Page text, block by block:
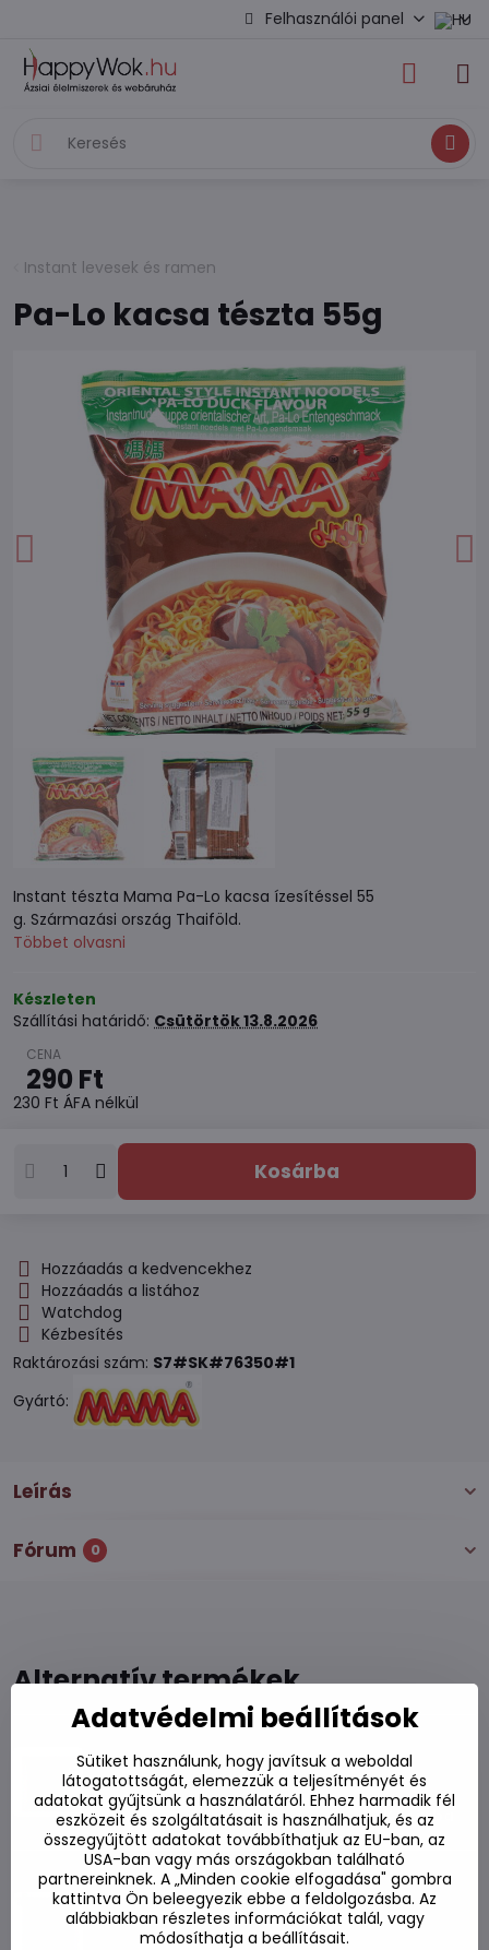
Felhasználói panel
Keresés
Instant levesek és ramen
Pa-Lo kacsa tészta 55g
Instant tészta Mama Pa-Lo kacsa ízesítéssel 55
g. Származási ország Thaiföld.
Többet olvasni
Készleten
Szállítási határidő: Csütörtök13.8.2026
290 Ft
230 Ft ÁFA nélkül
Kosárba
Hozzáadás a kedvencekhez
Hozzáadás a listához
Watchdog
Kézbesítés
Raktározási szám: S7#SK#76350#1
Gyártó:
Leírás
Fórum 0
Alternatív termékek
Készleten
230 Ft Kosárba
Leves MAMA TOM YUM garnélarák
ízesítéssel 90g
Készleten
Adatvédelmi beállítások
Sütiket használunk, hogy javítsuk a weboldal
látogatottságát, elemezzük a teljesítményét és
adatokat gyűjtsünk a használatáról. Ehhez harmadik fél
eszközeit és szolgáltatásait is használhatjuk, és az
összegyűjtött adatokat továbbíthatjuk az EU-ban, az
USA-ban vagy más országokban található
partnereinknek. A „Minden cookie elfogadása" gombra
kattintva Ön beleegyezik ebbe a feldolgozásba. Az
alábbiakban részletes információkat talál, vagy
módosíthatja a beállításait.